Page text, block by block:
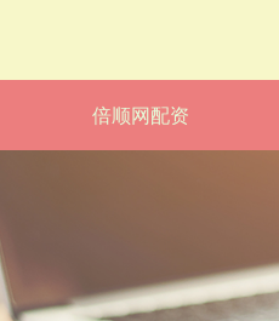
倍顺网配资